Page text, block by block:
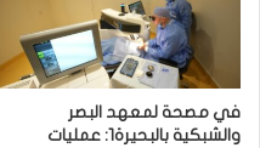
في مصحة لمعهد البصر
والشبكية بالبحيرة1: عمليات